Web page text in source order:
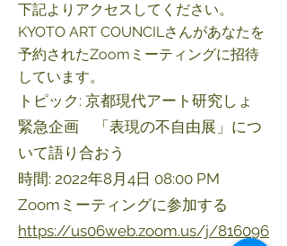
下記よりアクセスしてください。
KYOTO ART COUNCILさんがあなたを
予約されたZoomミーティングに招待
しています。
トピック: 京都現代アート研究しょ
緊急企画 「表現の不自由展」につ
いて語り合おう
時間: 2022年8月4日 08:00 PM
Zoomミーティングに参加する
https://us06web.zoom.us/j/816096